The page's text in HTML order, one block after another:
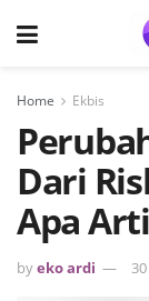
Home Ekbis
Dari
Apa
byeko ardi